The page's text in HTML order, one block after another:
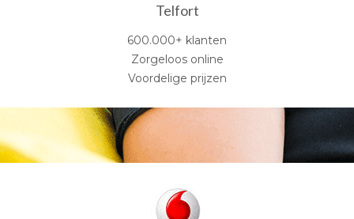
Telfort
600.000+ klanten
Zorgeloos online
Voordelige prijzen